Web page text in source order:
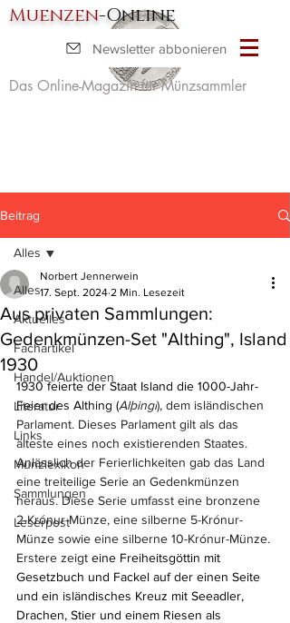
Muenzen-Online
Das Online-Magazin für Münzsammler
Newsletter abbonieren
Beitrag
Alles
Aktuelles
Fachartikel
Handel/Auktionen
Literatur
Links
Münzlexikon
Sammlungen
Leserpost
Alles
Aus privaten Sammlungen:
Gedenkmünzen-Set "Althing", Island
1930
Norbert Jennerwein
17. Sept. 2024 2 Min. Lesezeit
1930 feierte der Staat Island die 1000-Jahr-
Feier des Althing (Alþingi), dem isländischen
Parlament. Dieses Parlament gilt als das
älteste eines noch existierenden Staates.
Anlässlich der Ferierlichkeiten gab das Land
eine treiteilige Serie an Gedenkmünzen
heraus. Diese Serie umfasst eine bronzene
2-Krónur-Münze, eine silberne 5-Krónur-
Münze sowie eine silberne 10-Krónur-Münze.
Erstere zeigt eine Freiheitsgöttin mit
Gesetzbuch und Fackel auf der einen Seite
und ein isländisches Kreuz mit Seeadler,
Drachen, Stier und einem Riesen als